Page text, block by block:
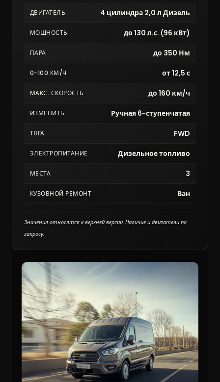
ДВИГАТЕЛЬ 4 цилиндра 2,0 л Дизель
МОЩНОСТЬ до 130 л.с. (96 кВт)
ПАРА до 350 Нм
0-100 КМ/Ч от 12,5 с
МАКС. СКОРОСТЬ до 160 км/ч
ИЗМЕНИТЬ Ручная 6-ступенчатая
ТЯГА FWD
ЭЛЕКТРОПИТАНИЕ Дизельное топливо
МЕСТА 3
КУЗОВНОЙ РЕМОНТ Ван
Значения относятся к верхней версии. Наличие и двигатели по
запросу.